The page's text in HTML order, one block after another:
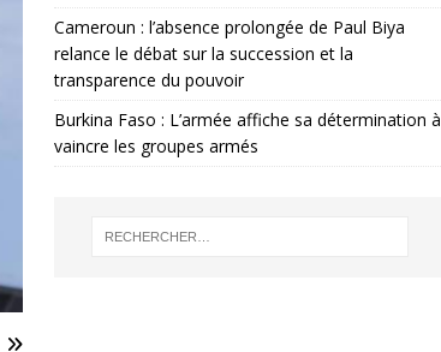
Cameroun : l’absence prolongée de Paul Biya
relance le débat sur la succession et la
transparence du pouvoir
Burkina Faso : L’armée affiche sa détermination à
vaincre les groupes armés